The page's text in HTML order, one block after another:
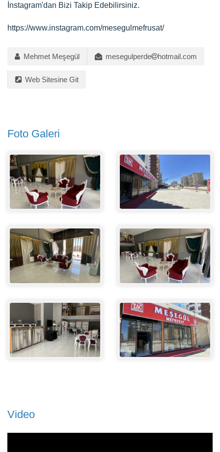
İnstagram'dan Bizi Takip Edebilirsiniz.
https://www.instagram.com/mesegulmefrusat/
Mehmet Meşegül mesegulperde hotmail.com
Web Sitesine Git
Foto Galeri
Video